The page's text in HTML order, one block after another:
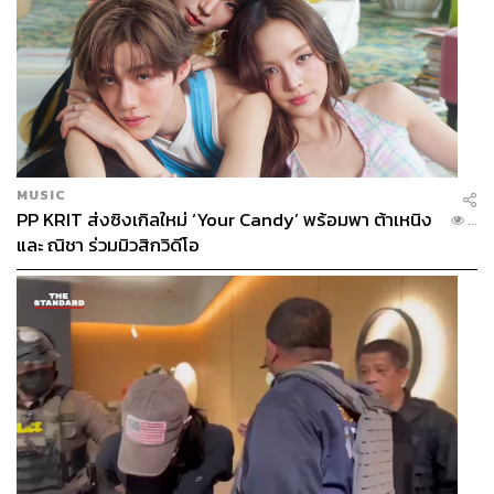
MUSIC
PP KRIT ส่งซิงเกิลใหม่ ‘Your Candy’ พร้อมพา ต้าเหนิง
และ ณิชา ร่วมมิวสิกวิดีโอ
...